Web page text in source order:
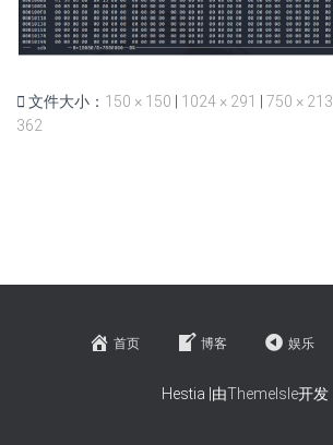
文件大小： 150 × 150 1024 × 291 750 × 213
362
首页 博客 娱乐
Hestia |由ThemeIsle开发